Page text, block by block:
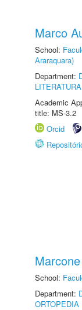
Marco
School:
Araraquara)
Department:
Academic
title: MS-3.2
Orcid
School:
Department:
ORTOPEDIA